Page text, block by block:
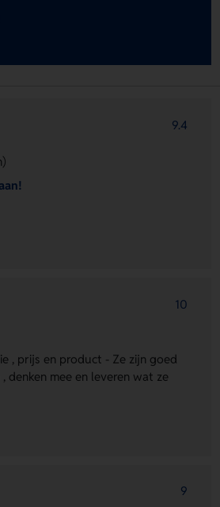
9.4
10
, prijs en product - Ze zijn goed
denken mee en leveren wat ze
9